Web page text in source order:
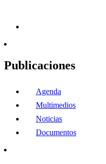
Publicaciones
Agenda
Multimedios
Noticias
Documentos